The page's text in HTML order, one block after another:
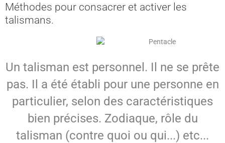
CHAKRA - CORPS SUBTILS
GUERISSEURS - MAGNETISME
MAGIE
SPIRITISME - MESSAGES
Méthodes pour consacrer et activer les
talismans.
Un talisman est personnel. Il ne se prête
pas. Il a été établi pour une personne en
particulier, selon des caractéristiques
bien précises. Zodiaque, rôle du
talisman (contre quoi ou qui...) etc...